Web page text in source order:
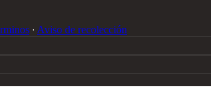
∙ Aviso de recolección